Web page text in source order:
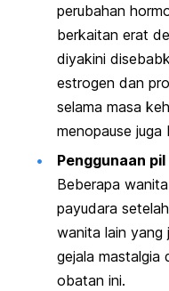
perubahan
berkaitan erat
diyakini
estrogen dan
selama masa
menopause
Penggunaan
Beberapa
payudara
wanita lain yang
gejala mastalgia
obatan ini.